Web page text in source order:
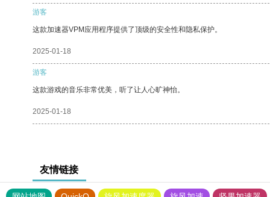
游客
这款加速器VPM应用程序提供了顶级的安全性和隐私保护。
2025-01-18
游客
这款游戏的音乐非常优美，听了让人心旷神怡。
2025-01-18
友情链接